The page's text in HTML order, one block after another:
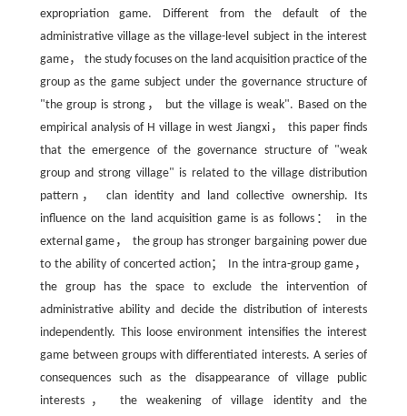
expropriation game. Different from the default of the
administrative village as the village-level subject in the interest
game， the study focuses on the land acquisition practice of the
group as the game subject under the governance structure of
"the group is strong， but the village is weak". Based on the
empirical analysis of H village in west Jiangxi， this paper finds
that the emergence of the governance structure of "weak
group and strong village" is related to the village distribution
pattern， clan identity and land collective ownership. Its
influence on the land acquisition game is as follows： in the
external game， the group has stronger bargaining power due
to the ability of concerted action； In the intra-group game，
the group has the space to exclude the intervention of
administrative ability and decide the distribution of interests
independently. This loose environment intensifies the interest
game between groups with differentiated interests. A series of
consequences such as the disappearance of village public
interests， the weakening of village identity and the